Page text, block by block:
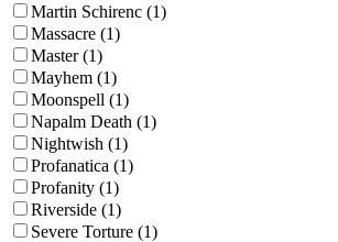
Martin Schirenc (1)
Massacre (1)
Master (1)
Mayhem (1)
Moonspell (1)
Napalm Death (1)
Nightwish (1)
Profanatica (1)
Profanity (1)
Riverside (1)
Severe Torture (1)